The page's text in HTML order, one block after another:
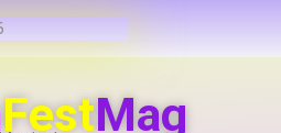
FestMag